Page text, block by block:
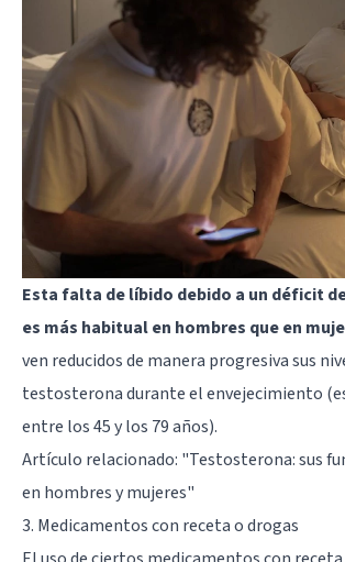
Esta falta de líbido debido a un déficit
es más habitual en hombres que en
ven reducidos de manera progresiva sus
testosterona durante el envejecimiento
entre los 45 y los 79 años).
Artículo relacionado: "Testosterona: sus
en hombres y mujeres"
3. Medicamentos con receta o drogas